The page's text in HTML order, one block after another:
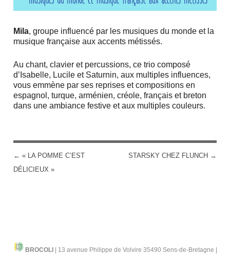
Mila, groupe influencé par les musiques du monde et la
musique française aux accents métissés.
Au chant, clavier et percussions, cetrio composé
d’Isabelle, Lucile et Saturnin, aux multiples influences,
vous emmène par ses reprises et compositions en
espagnol, turque, arménien, créole, français et breton
dans une ambiance festive et aux multiples couleurs.
POST NAVIGATION
← « LA POMME C’EST
DÉLICIEUX »
STARSKY CHEZ FLUNCH →
BROCOLI 13 avenue Philippe de Volvire 35490 Sens-de-Bretagne |